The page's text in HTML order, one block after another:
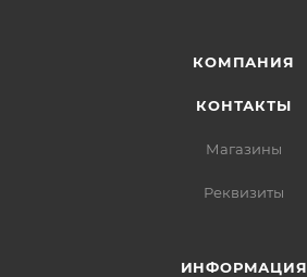
КОМПАНИЯ
КОНТАКТЫ
Магазины
Реквизиты
ИНФОРМАЦИЯ